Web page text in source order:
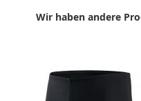
Wir haben andere